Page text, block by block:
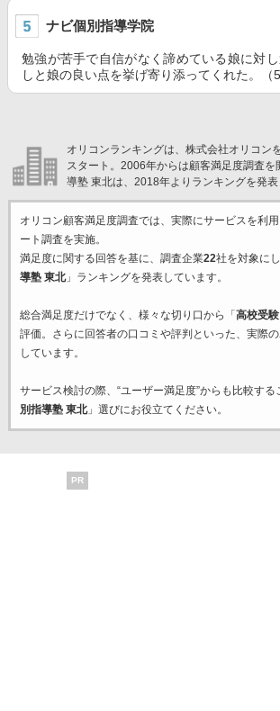
ナビ個別指導学院
勉強が苦手で自信がなく諦めている娘に対
しと娘の良い点を挙げ寄り添ってくれた。（
オリコンランキングは、株式会社オリコン
スタート。2006年からは顧客満足度調査を
導塾 東北は、2018年よりランキングを発表
オリコン顧客満足度調査では、実際にサービスを利
ート調査を実施。
満足度に関する回答を基に、調査企業22社を対象に
導塾 東北」ランキングを発表しています。
総合満足度だけでなく、様々な切り口から「 高校受
評価。さらに回答者の口コミや評判といった、実際
しています。
サービス検討の際、“ユーザー満足度”からも比較する
別指導塾 東北」選びにお役立てください。
PR